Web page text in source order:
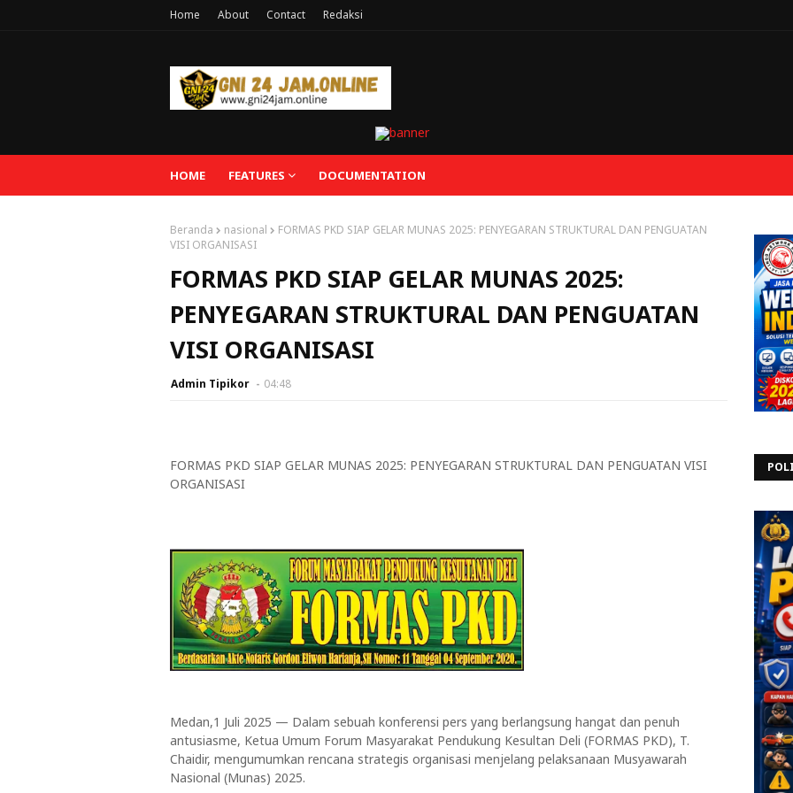
Home About Contact Redaksi
HOME FEATURES DOCUMENTATION
Beranda nasional
FORMAS PKD SIAP GELAR MUNAS 2025: PENYEGARAN STRUKTURAL DAN PENGUATAN
VISI ORGANISASI
FORMAS PKD SIAP GELAR MUNAS 2025:
PENYEGARAN STRUKTURAL DAN PENGUATAN
VISI ORGANISASI
Admin Tipikor 04:48
FORMAS PKD SIAP GELAR MUNAS 2025: PENYEGARAN STRUKTURAL DAN PENGUATAN VISI
ORGANISASI
Medan,1 Juli 2025 — Dalam sebuah konferensi pers yang berlangsung hangat dan penuh
antusiasme, Ketua Umum Forum Masyarakat Pendukung Kesultan Deli (FORMAS PKD), T.
Chaidir, mengumumkan rencana strategis organisasi menjelang pelaksanaan Musyawarah
Nasional (Munas) 2025.